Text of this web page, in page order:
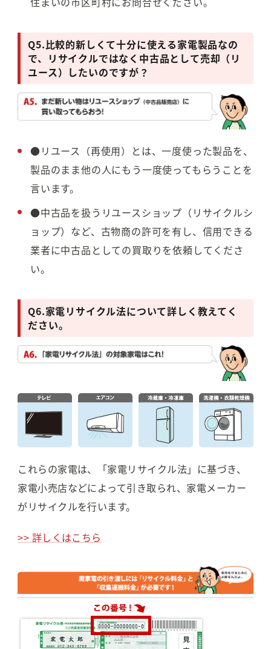
Q5.比較的新しくて十分に使える家電製品なの
で、リサイクルではなく中古品として売却（リ
ユース）したいのですが？
●リユース（再使用）とは、一度使った製品を、
製品のまま他の人にもう一度使ってもらうことを
言います。
●中古品を扱うリユースショップ（リサイクルシ
ョップ）など、古物商の許可を有し、信用できる
業者に中古品 と しての買取 りを依頼してくださ
い。
Q6.家電リサイクル法について詳しく教えてく
ださい。
これらの家電は、「家電リサイクル法」に基づき、
家電小売店などによって引き取られ、家電メーカー
がリサイクルを行います。
>> 詳しくはこちら